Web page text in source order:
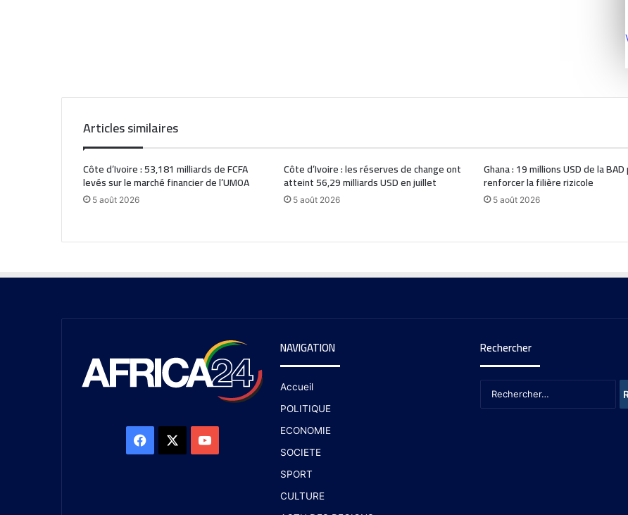
Articles similaires
Côte d’Ivoire : 53,181 milliards de FCFA
levés sur le marché financier de l’UMOA
5 août 2026
Côte d’Ivoire : les réserves de change ont
atteint 56,29 milliards USD en juillet
5 août 2026
Ghana : 19 millions USD de la
renforcer la filière rizicole
5 août 2026
NAVIGATION
Accueil
POLITIQUE
ECONOMIE
SOCIETE
SPORT
CULTURE
Rechercher